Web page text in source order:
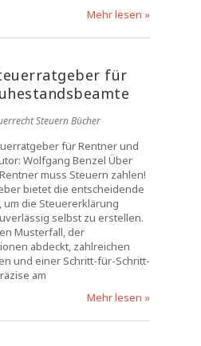
Mehr lesen »
für
Steuern Bücher
für Rentner und
Wolfgang Benzel Über
muss Steuern zahlen!
bietet die entscheidende
die Steuererklärung
selbst zu erstellen.
Musterfall, der
abdeckt, zahlreichen
und einer Schritt-für-Schritt-
am
Mehr lesen »